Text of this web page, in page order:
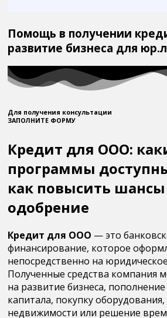
Помощь в получении
развитие бизнеса для
Для получения консультации
ЗАПОЛНИТЕ ФОРМУ
Кредит для ООО:
программы
как повысить шансы
одобрение
Кредит для ООО — это
финансирование, которое
непосредственно на
Полученные средства компания
на развитие бизнеса,
капитала, покупку
недвижимости или решение